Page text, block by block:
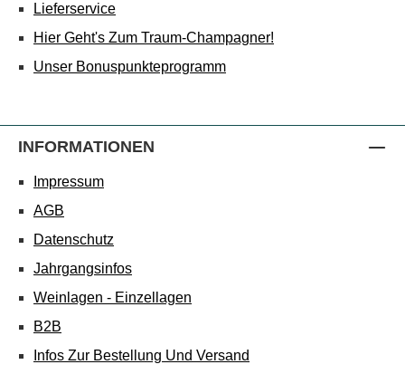
Lieferservice
Hier Geht's Zum Traum-Champagner!
Unser Bonuspunkteprogramm
INFORMATIONEN
Impressum
AGB
Datenschutz
Jahrgangsinfos
Weinlagen - Einzellagen
B2B
Infos Zur Bestellung Und Versand